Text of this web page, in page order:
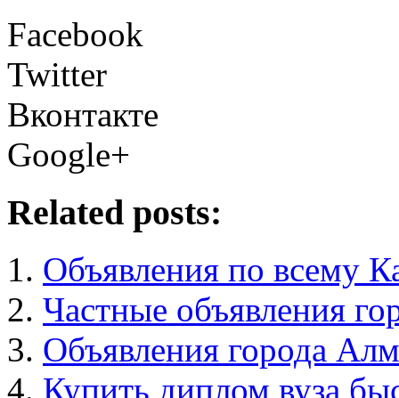
Facebook
Twitter
Вконтакте
Google+
Related posts:
Объявления по всему
Частные объявления
Объявления города
Купить диплом вуза